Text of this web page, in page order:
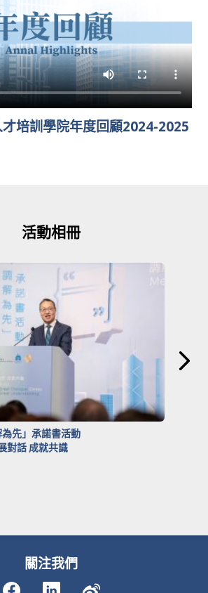
培訓學院年度回顧2024-2025
活動相冊
先」承諾書活動
對話 成就共識
關注我們